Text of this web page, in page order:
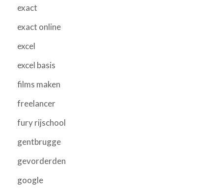
exact
exact online
excel
excel basis
films maken
freelancer
fury rijschool
gentbrugge
gevorderden
google